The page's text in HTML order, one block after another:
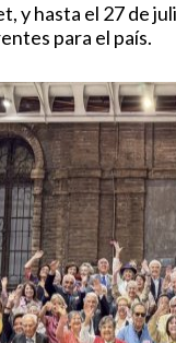
y hasta el 27 de
para el país.